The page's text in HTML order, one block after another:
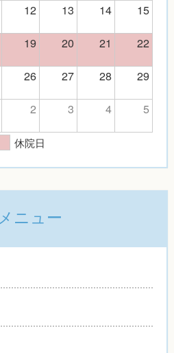
12 13 14
15
19 20 21
22
26 27 28
29
2 3 4 5
休院日
メニュー